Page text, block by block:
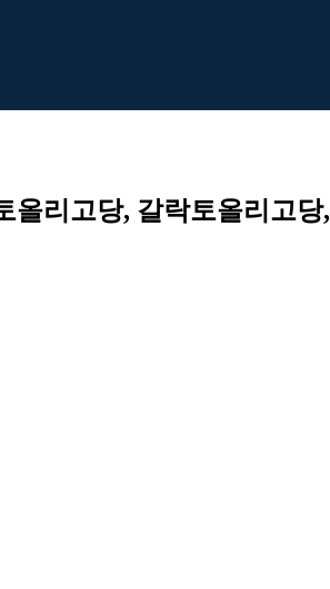
리고당, 갈락토올리고